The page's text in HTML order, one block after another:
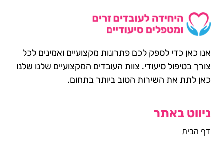
אנו כאן כדי לספק לכם פתרונות מקצועיים ואמינים לכל
צורך בטיפול סיעודי. צוות העובדים המקצועיים שלנו שלנו
כאן לתת את השירות הטוב ביותר בתחום.
ניווט באתר
דף הבית